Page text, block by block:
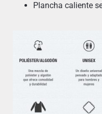
Plancha caliente